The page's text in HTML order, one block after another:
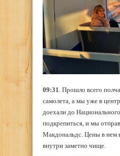
09:31 . Прошло всего
самолета, а мы уже в
доехали до
подкрепиться, и мы
Макдональдс. Цены в нем
внутри заметно чище.